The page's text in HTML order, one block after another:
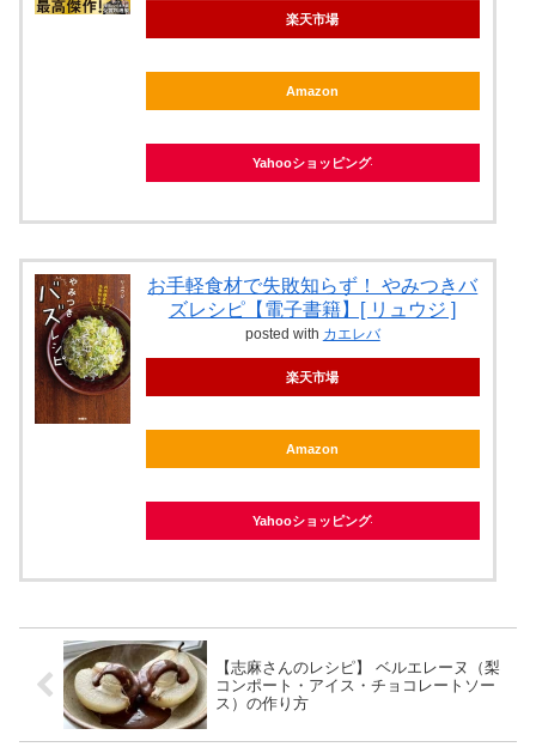
楽天市場
Amazon
Yahooショッピング
お手軽食材で失敗知らず！ やみつきバ
ズレシピ【電子書籍】[ リュウジ ]
posted with カエレバ
楽天市場
Amazon
Yahooショッピング
【志麻さんのレシピ】 ベルエレーヌ（梨
コンポート・アイス・チョコレートソー
ス）の作り方